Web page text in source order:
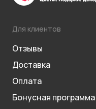
Для клиентов
Отзывы
Доставка
Оплата
Бонусная программа